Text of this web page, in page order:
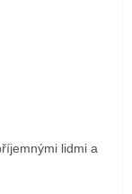
lidmi a